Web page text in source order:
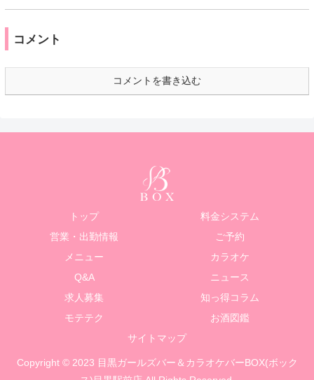
コメント
コメントを書き込む
トップ
料金システム
営業・出勤情報
ご予約
メニュー
カラオケ
Q&A
ニュース
求人募集
知っ得コラム
モテテク
お酒図鑑
サイトマップ
Copyright © 2023 目黒ガールズバー＆カラオケバーBOX(ボック